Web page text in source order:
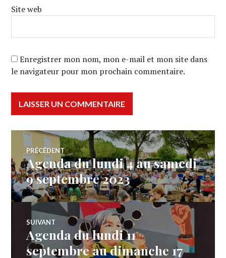
Site web
Enregistrer mon nom, mon e-mail et mon site dans
le navigateur pour mon prochain commentaire.
Navigation
de
l’article
PRÉCÉDENT
Article
précédent :
Agenda du lundi 4 au samedi
9 septembre 2023
SUIVANT
Article
Suivant:
Agenda du lundi 11
septembre au dimanche 17